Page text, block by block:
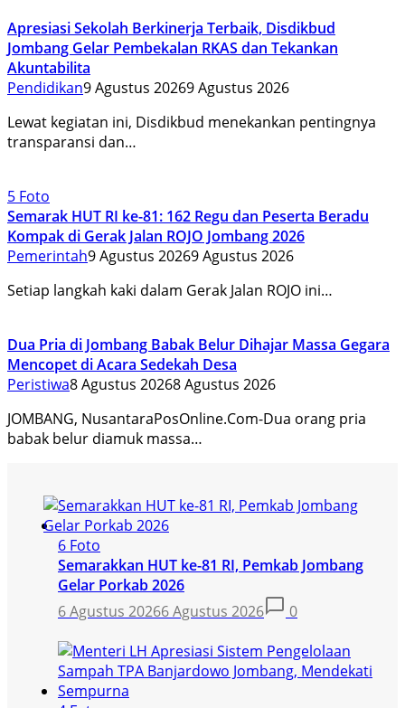
Apresiasi Sekolah Berkinerja Terbaik, Disdikbud
Jombang Gelar Pembekalan RKAS dan Tekankan
Akuntabilita
Pendidikan9 Agustus 20269 Agustus 2026
Lewat kegiatan ini, Disdikbud menekankan pentingnya
transparansi dan…
5 Foto
Semarak HUT RI ke-81: 162 Regu dan Peserta Beradu
Kompak di Gerak Jalan ROJO Jombang 2026
Pemerintah9 Agustus 20269 Agustus 2026
Setiap langkah kaki dalam Gerak Jalan ROJO ini…
Dua Pria di Jombang Babak Belur Dihajar Massa Gegara
Mencopet di Acara Sedekah Desa
Peristiwa8 Agustus 20268 Agustus 2026
JOMBANG, NusantaraPosOnline.Com-Dua orang pria
babak belur diamuk massa…
6 Foto
Semarakkan HUT ke-81 RI, Pemkab Jombang
Gelar Porkab 2026
6 Agustus 20266 Agustus 2026 0